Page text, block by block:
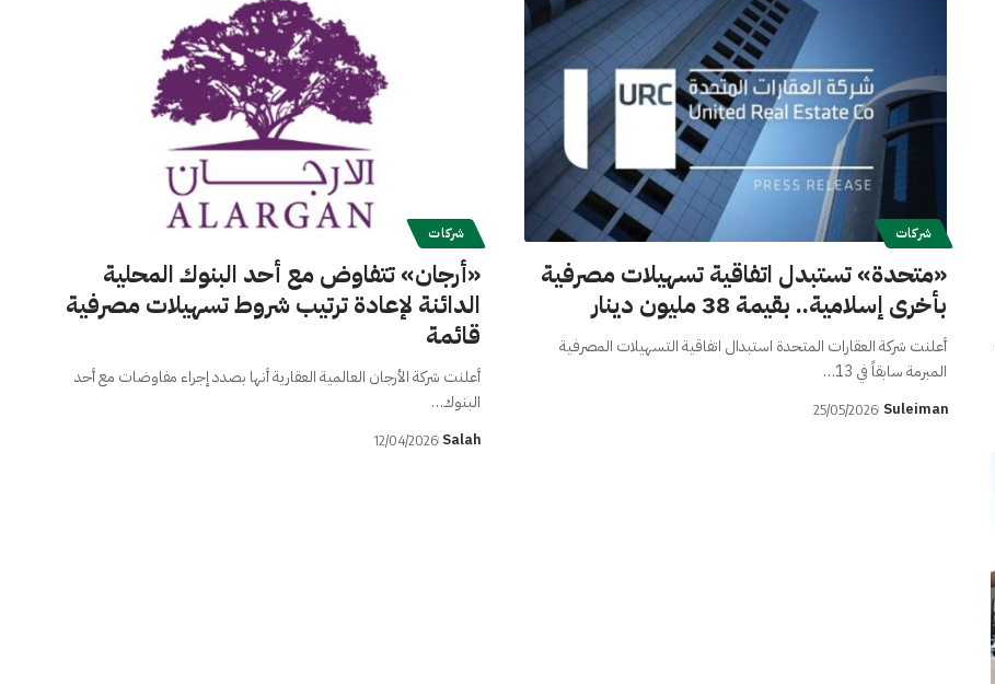
شركات
«متحدة» تستبدل اتفاقية تسهيلات مصرفية
بأخرى إسلامية.. بقيمة 38 مليون دينار
أعلنت شركة العقارات المتحدة استبدال اتفاقية التسهيلات المصرفية
المبرمة سابقاً في 13…
Suleiman
25/05/2026
شركات
«أرجان» تتفاوض مع أحد البنوك المحلية
الدائنة لإعادة ترتيب شروط تسهيلات مصرفية
قائمة
أعلنت شركة الأرجان العالمية العقارية أنها بصدد إجراء مفاوضات مع أحد
البنوك…
Salah
12/04/2026